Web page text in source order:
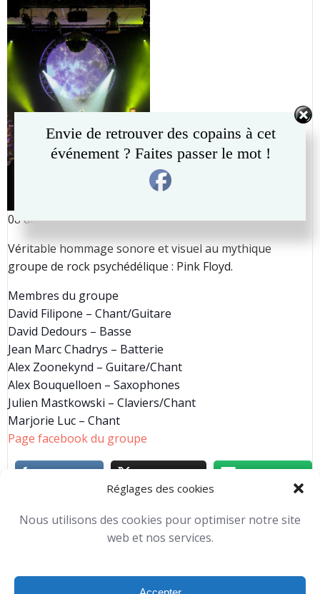
Réglages des cookies
Nous utilisons des cookies pour optimiser notre site
web et nos services.
08 décembre 2017 – 20h30
Véritable hommage sonore et visuel au mythique
groupe de rock psychédélique : Pink Floyd.
Membres du groupe
David Filipone – Chant/Guitare
David Dedours – Basse
Jean Marc Chadrys – Batterie
Alex Zoonekynd – Guitare/Chant
Alex Bouquelloen – Saxophones
Julien Mastkowski – Claviers/Chant
Marjorie Luc – Chant
Page facebook du groupe
Michael Horevoets - 19 h 07 min
Envie de retrouver des copains à cet
événement ? Faites passer le mot !